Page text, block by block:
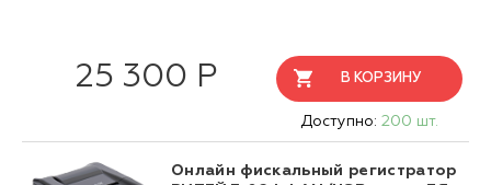
25 300 Р В КОРЗИНУ
Доступно: 200 шт.
Онлайн фискальный регистратор